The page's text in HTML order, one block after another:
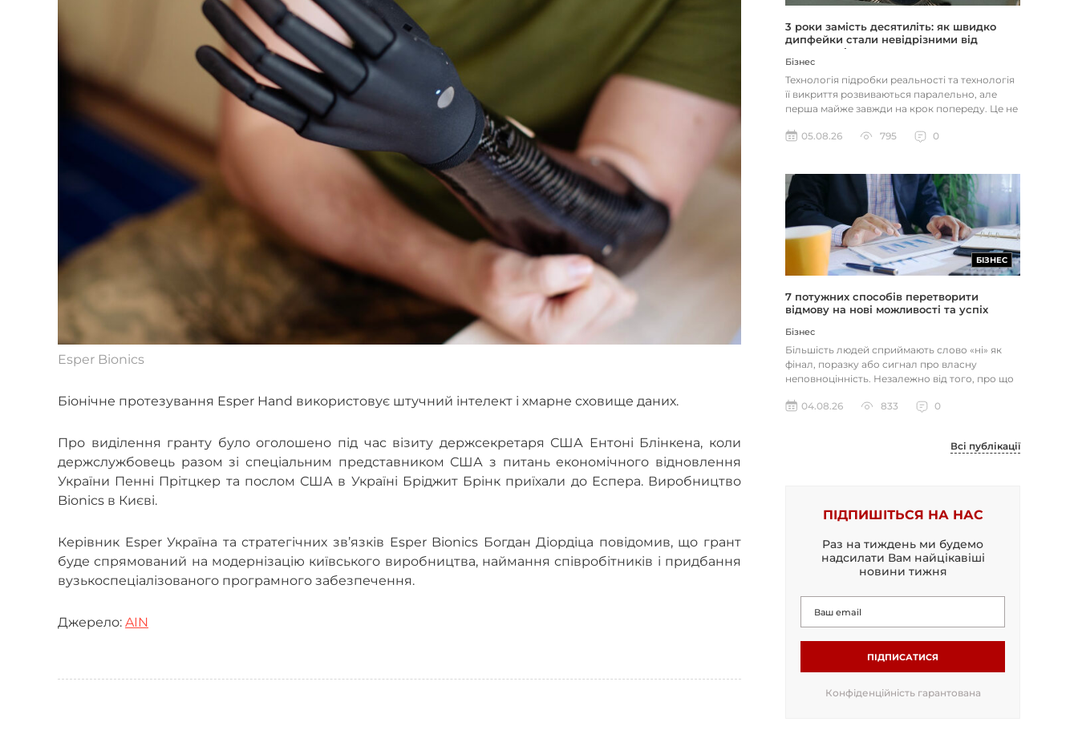
Esper Bionics
Біонічне протезування Esper Hand використовує штучний інтелект і хмарне сховище даних.
Про виділення гранту було оголошено під час візиту держсекретаря США Ентоні Блінкена, коли
держслужбовець разом зі спеціальним представником США з питань економічного відновлення
України Пенні Прітцкер та послом США в Україні Бріджит Брінк приїхали до Еспера. Виробництво
Bionics в Києві.
Керівник Esper Україна та стратегічних зв’язків Esper Bionics Богдан Діордіца повідомив, що грант
буде спрямований на модернізацію київського виробництва, наймання співробітників і придбання
вузькоспеціалізованого програмного забезпечення.
Джерело: AIN
3 роки замість десятиліть: як швидко
дипфейки стали невідрізними від
реальності
Бізнес
Технологія підробки реальності та технологія
її викриття розвиваються паралельно, але
перша майже завжди на крок попереду. Це не
05.08.26
795 0
БІЗНЕС
7 потужних способів перетворити
відмову на нові можливості та успіх
Бізнес
Більшість людей сприймають слово «ні» як
фінал, поразку або сигнал про власну
неповноцінність. Незалежно від того, про що
04.08.26
833 0
Всі публікації
ПІДПИШІТЬСЯ НА НАС
Раз на тиждень ми будемо
надсилати Вам найцікавіші
новини тижня
ПІДПИСАТИСЯ
Конфіденційність гарантована